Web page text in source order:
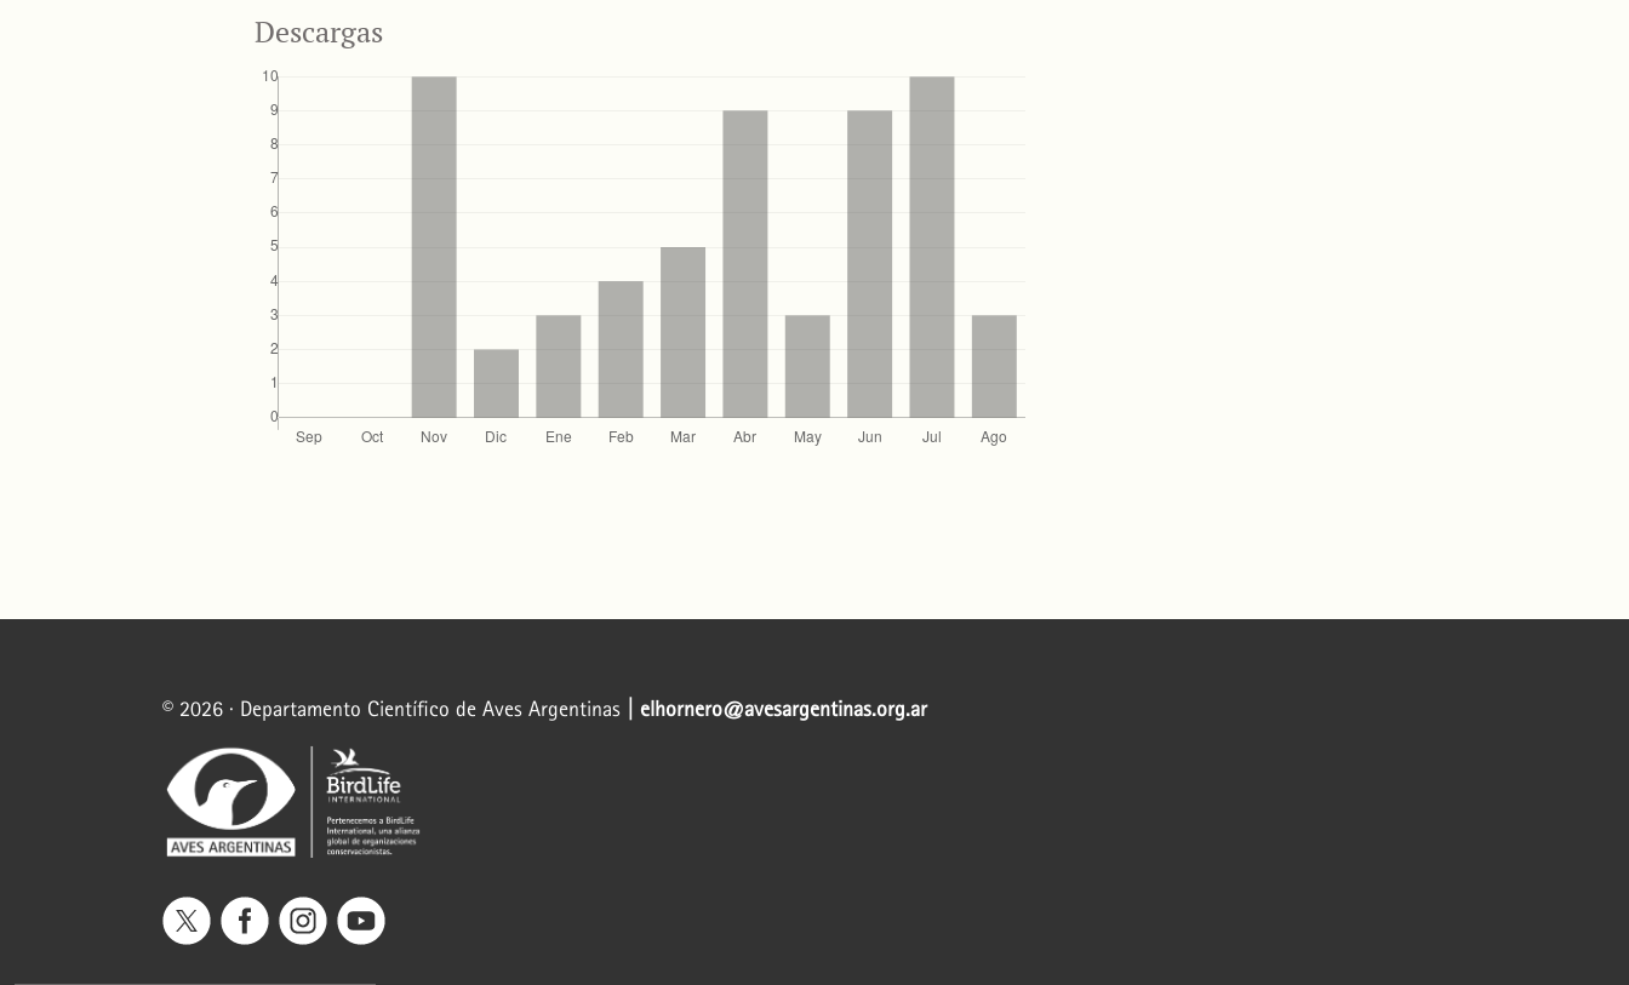
Descargas
© 2026 · Departamento Científico de Aves Argentinas | elhornero@avesargentinas.org.ar